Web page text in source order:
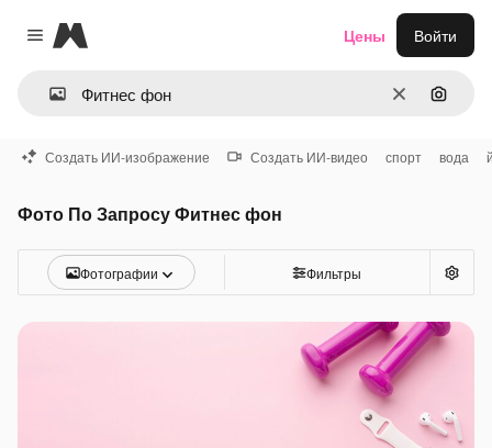
Close menu
Magnific
ОчиститьПоиск
Цены Войти
Создать ИИ-изображение Создать ИИ-видео спорт вода
Фото По Запросу Фитнес фон
Фотографии Фильтры